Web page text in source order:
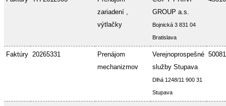
zariadení ,
výtlačky
GROUP a.s.
Bojnická 3 831 04
Bratislava
Faktúry 20265331
Prenájom
mechanizmov
Verejnoprospešné
služby Stupava
Dlhá 1248/11 900 31
Stupava